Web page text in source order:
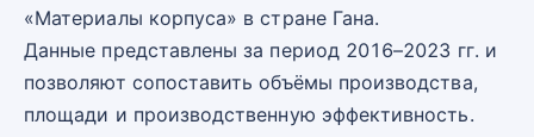
«Материалы корпуса» в стране Гана.
Данные представлены за период 2016–2023 гг. и
позволяют сопоставить объёмы производства,
площади и производственную эффективность.